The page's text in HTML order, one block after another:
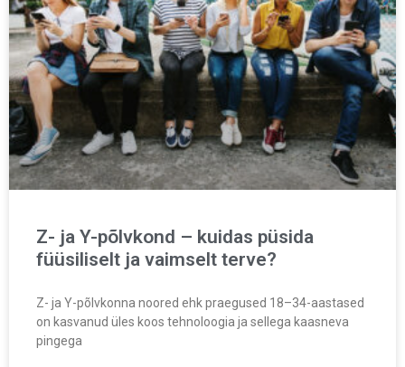
Z- ja Y-põlvkond – kuidas püsida
füüsiliselt ja vaimselt terve?
Z- ja Y-põlvkonna noored ehk praegused 18–34-aastased
on kasvanud üles koos tehnoloogia ja sellega kaasneva
pingega